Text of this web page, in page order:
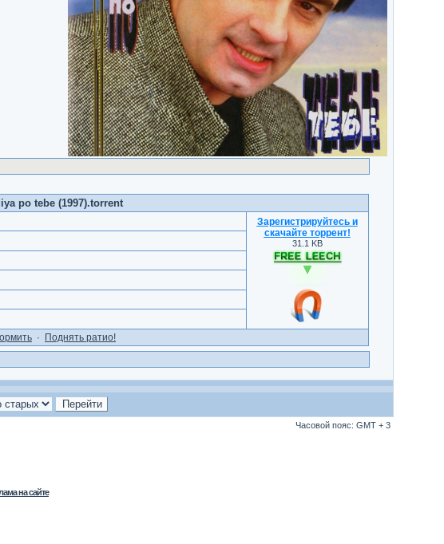
po tebe (1997).torrent
Зарегистрируйтесь и
скачайте торрент!
31.1 KB
· Поднять ратио!
Часовой пояс: GMT + 3
на сайте